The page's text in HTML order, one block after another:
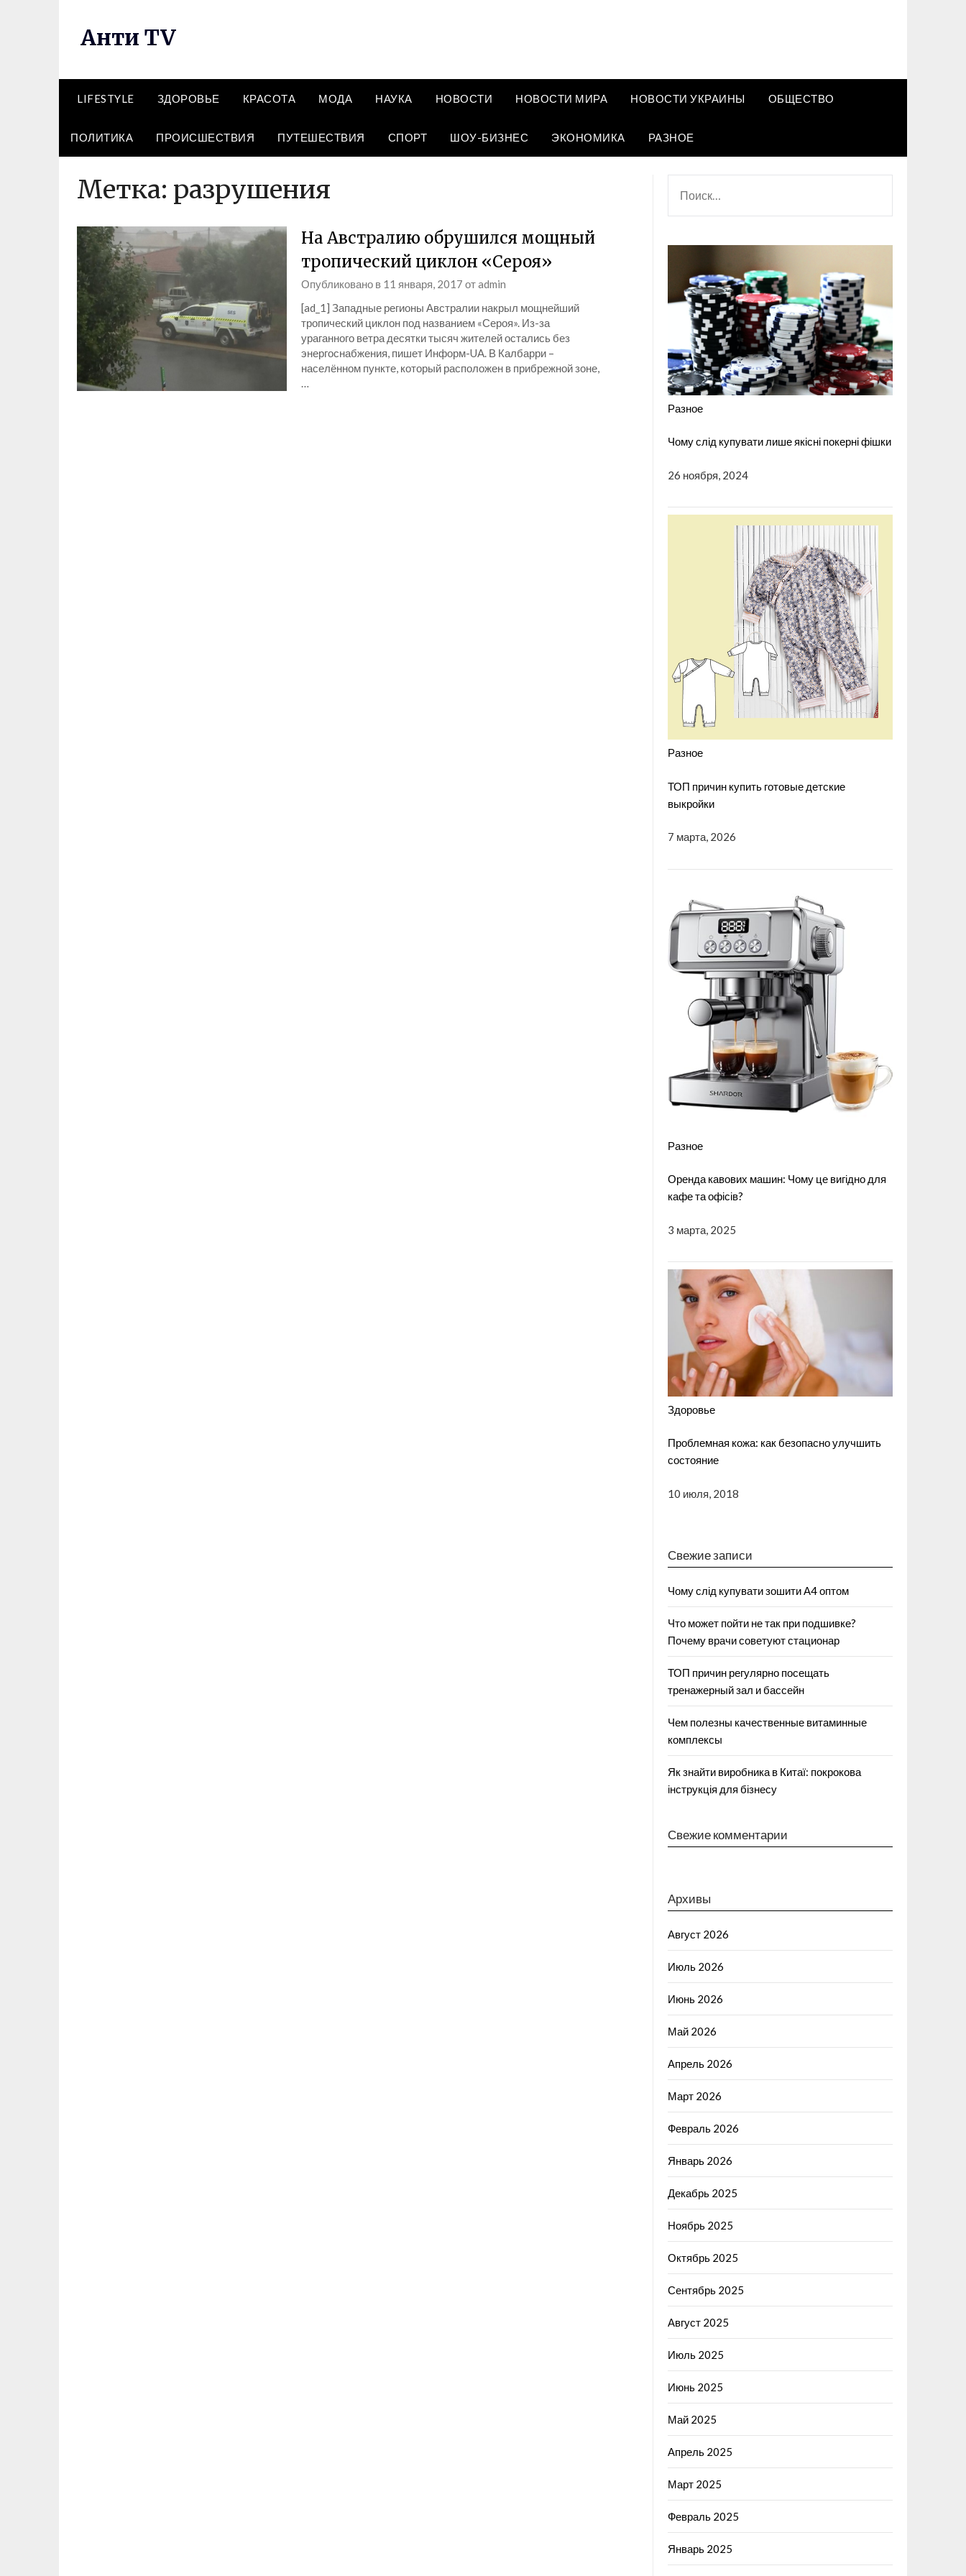
Анти TV
LIFESTYLE ЗДОРОВЬЕ КРАСОТА МОДА НАУКА НОВОСТИ НОВОСТИ МИРА НОВОСТИ УКРАИНЫ ОБЩЕСТВО
ПОЛИТИКА ПРОИСШЕСТВИЯ ПУТЕШЕСТВИЯ СПОРТ ШОУ-БИЗНЕС ЭКОНОМИКА РАЗНОЕ
Метка: разрушения
На Австралию обрушился мощный
тропический циклон «Сероя»
Опубликовано в 11 января, 2017 отadmin
[ad_1] Западные регионы Австралии накрыл мощнейший
тропический циклон под названием «Сероя». Из-за
ураганного ветра десятки тысяч жителей остались без
энергоснабжения, пишет Информ-UA. В Калбарри –
населённом пункте, который расположен в прибрежной зоне,
…
Разное
Чому слід купувати лише якісні покерні фішки
26 ноября, 2024
Разное
ТОП причин купить готовые детские
выкройки
7 марта, 2026
Разное
Оренда кавових машин: Чому це вигідно для
кафе та офісів?
3 марта, 2025
Здоровье
Проблемная кожа: как безопасно улучшить
состояние
10 июля, 2018
Свежие записи
Чому слід купувати зошити А4 оптом
Что может пойти не так при подшивке?
Почему врачи советуют стационар
ТОП причин регулярно посещать
тренажерный зал и бассейн
Чем полезны качественные витаминные
комплексы
Як знайти виробника в Китаї: покрокова
інструкція для бізнесу
Свежие комментарии
Архивы
Август 2026
Июль 2026
Июнь 2026
Май 2026
Апрель 2026
Март 2026
Февраль 2026
Январь 2026
Декабрь 2025
Ноябрь 2025
Октябрь 2025
Сентябрь 2025
Август 2025
Июль 2025
Июнь 2025
Май 2025
Апрель 2025
Март 2025
Февраль 2025
Январь 2025